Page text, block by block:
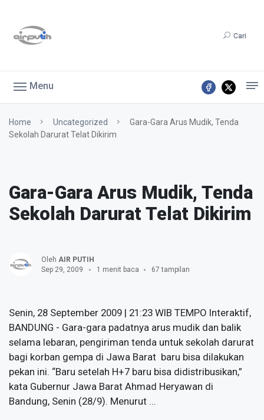
Cari
Menu
Home Uncategorized
Gara-Gara Arus Mudik, Tenda
Sekolah Darurat Telat Dikirim
Gara-Gara Arus Mudik, Tenda
Sekolah Darurat Telat Dikirim
Oleh AIR PUTIH
Sep 29, 2009
1 menit baca 67 tampilan
Senin, 28 September 2009 | 21:23 WIB TEMPO Interaktif,
BANDUNG - Gara-gara padatnya arus mudik dan balik
selama lebaran, pengiriman tenda untuk sekolah darurat
bagi korban gempa di Jawa Barat baru bisa dilakukan
pekan ini. “Baru setelah H+7 baru bisa didistribusikan,”
kata Gubernur Jawa Barat Ahmad Heryawan di
Bandung, Senin (28/9). Menurut ...